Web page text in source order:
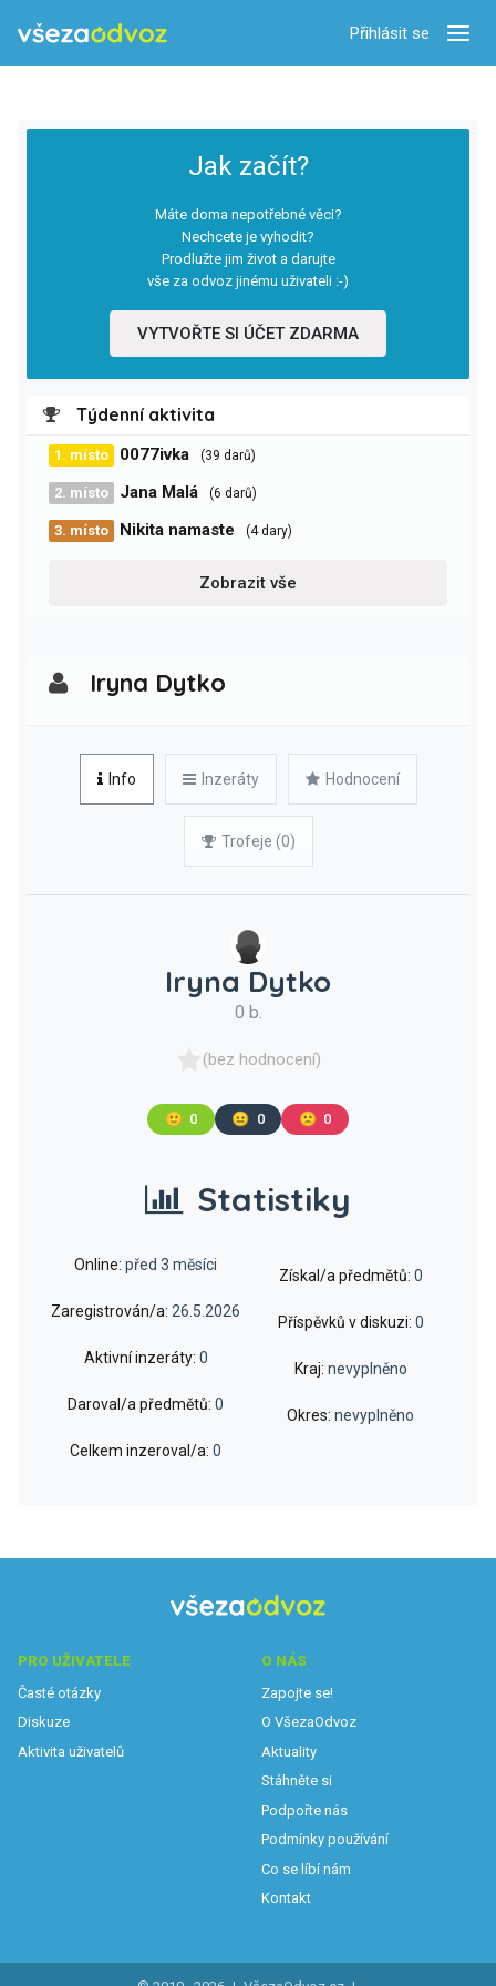
Přihlásit se
Jak začít?
Máte doma nepotřebné věci?
Nechcete je vyhodit?
Prodlužte jim život a darujte
vše za odvoz jinému uživateli :-)
VYTVOŘTE SI ÚČET ZDARMA
Týdenní aktivita
1. místo 0077ivka (39 darů)
2. místo Jana Malá (6 darů)
3. místo Nikita namaste (4 dary)
Zobrazit vše
Iryna Dytko
Info Inzeráty Hodnocení
Trofeje (0)
Iryna Dytko
0 b.
(bez hodnocení)
🙂 0 😐 0 🙁 0
Statistiky
Online: před 3 měsíci
Zaregistrován/a: 26.5.2026
Aktivní inzeráty: 0
Daroval/a předmětů: 0
Celkem inzeroval/a: 0
Získal/a předmětů: 0
Příspěvků v diskuzi: 0
Kraj: nevyplněno
Okres: nevyplněno
PRO UŽIVATELE
Časté otázky
Diskuze
Aktivita uživatelů
O NÁS
Zapojte se!
O VšezaOdvoz
Aktuality
Stáhněte si
Podpořte nás
Podmínky používání
Co se líbí nám
Kontakt